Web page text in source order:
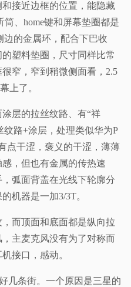
接近边框的位置，能隐藏
、home键和屏幕垫圈都是
边的金属环，配合下巴收
塑料垫圈，尺寸同样比常
很窄，窄到稍微侧面看，2.5
上了。
层的拉丝纹路、有“祥
纹路+涂层，处理类似华为P
点干涩，褒义的干涩，薄薄
，但也有金属的传热速
弧面背盖在光线下轮廓分
机器是一加3/3T。
而顶面和底面都是纵向拉
主麦克风没有为了对称而
接口，感动。
几条街。一个原因是三星的